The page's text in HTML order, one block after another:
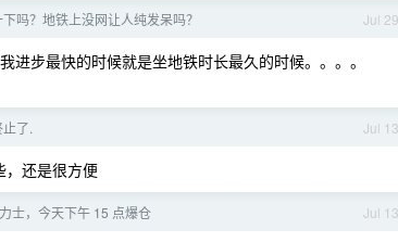
Jul 29
吗？地铁上没网让人纯发呆吗？
步最快的时候就是坐地铁时长最久的时候。。。。
Jul 13
了.
，还是很方便
Jul 13
士，今天下午 15 点爆仓